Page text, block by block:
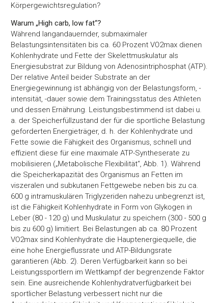
Körpergewichtsregulation?
Warum „High carb, low fat“?
Während langandauernder, submaximaler
Belastungsintensitäten bis ca. 60 Prozent VO2max dienen
Kohlenhydrate und Fette der Skelettmuskulatur als
Energiesubstrat zur Bildung von Adenosintriphosphat (ATP).
Der relative Anteil beider Substrate an der
Energiegewinnung ist abhängig von der Belastungsform, -
intensität, -dauer sowie dem Trainingsstatus des Athleten
und dessen Ernährung. Leistungsbestimmend ist dabei u.
a. der Speicherfüllzustand der für die sportliche Belastung
geforderten Energieträger, d. h. der Kohlenhydrate und
Fette sowie die Fähigkeit des Organismus, schnell und
effizient diese für eine maximale ATP-Syntheserate zu
mobilisieren („Metabolische Flexibilität“, Abb. 1). Während
die Speicherkapazität des Organismus an Fetten im
viszeralen und subkutanen Fettgewebe neben bis zu ca.
600 g intramuskulären Triglyzeriden nahezu unbegrenzt ist,
ist die Fähigkeit Kohlenhydrate in Form von Glykogen in
Leber (80 - 120 g) und Muskulatur zu speichern (300 - 500 g
bis zu 600 g) limitiert. Bei Belastungen ab ca. 80 Prozent
VO2max sind Kohlenhydrate die Hauptenergiequelle, die
eine hohe Energieflussrate und ATP-Bildungsrate
garantieren (Abb. 2). Deren Verfügbarkeit kann so bei
Leistungssportlern im Wettkampf der begrenzende Faktor
sein. Eine ausreichende Kohlenhydratverfügbarkeit bei
sportlicher Belastung verbessert nicht nur die